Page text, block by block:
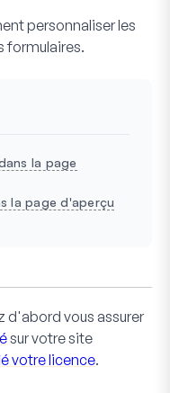
personnaliser les
formulaires.
la page
la page d'aperçu
d'abord vous assurer
sur votre site
votre licence.